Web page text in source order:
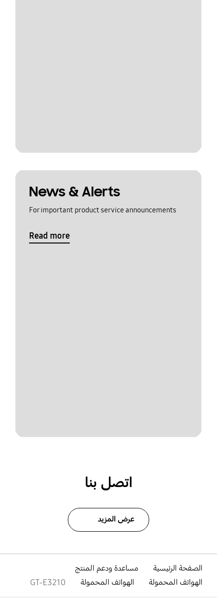
News & Alerts
For important product service announcements
Read more
اتصل بنا
عرض المزيد
الصفحة الرئيسية
مساعدة ودعم المنتج
الهواتف المحمولة
الهواتف المحمولة GT-E3210